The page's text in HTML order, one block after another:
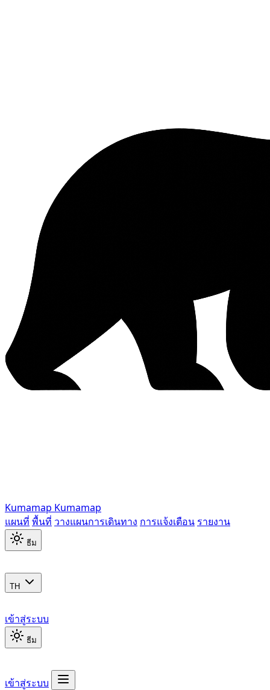
Kumamap Kumamap
แผนที่ พื้นที่ วางแผนการเดินทาง การแจ้งเตือน รายงาน
ธีม
TH
เข้าสู่ระบบ
ธีม
เข้าสู่ระบบ